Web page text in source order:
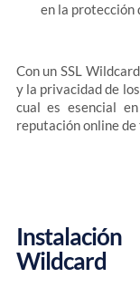
en la protección
Con un SSL
y la privacidad de
cual es esencial
reputación online de
Wildcard